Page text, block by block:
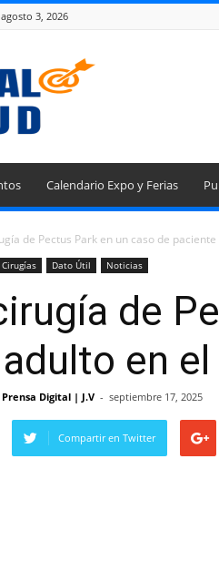
3, 2026
Calendario Expo y Ferias
de Pectus Park en un caso de paciente
Cirugías Dato Útil Noticias
de
en el
Digital | J.V - septiembre 17, 2025
Compartir en Twitter